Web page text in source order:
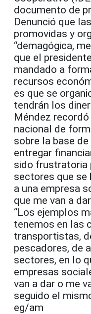
documento de
Denunció que
promovidas y
“demagógica,
que el
mandado a
recursos
es que se
tendrán los
Méndez
nacional de
sobre la base
entregar
sido frustratoria
sectores que se
a una empresa
que me van a
“Los ejemplos
tenemos en las
transportistas,
pescadores, de
sectores, en lo
empresas
van a dar o me
seguido el
eg/am